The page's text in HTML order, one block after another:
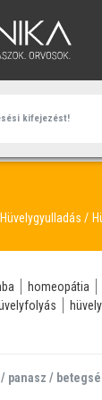
Hüvelygyulladás
homeopátia